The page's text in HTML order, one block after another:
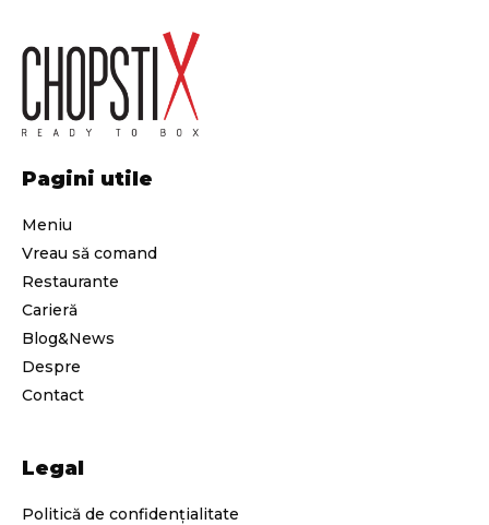
Pagini utile
Meniu
Vreau să comand
Restaurante
Carieră
Blog&News
Despre
Contact
Legal
Politică de confidențialitate
Adresa de email
a datelor.